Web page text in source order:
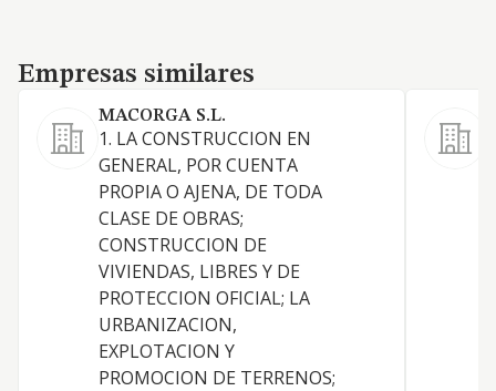
Empresas similares
Empresas similares
MACORGA S.L.
1. LA CONSTRUCCION EN
GENERAL, POR CUENTA
PROPIA O AJENA, DE TODA
CLASE DE OBRAS;
CONSTRUCCION DE
VIVIENDAS, LIBRES Y DE
PROTECCION OFICIAL; LA
URBANIZACION,
EXPLOTACION Y
PROMOCION DE TERRENOS;